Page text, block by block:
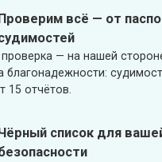
всё — от
проверка — на нашей
благонадежности:
15 отчётов.
список для